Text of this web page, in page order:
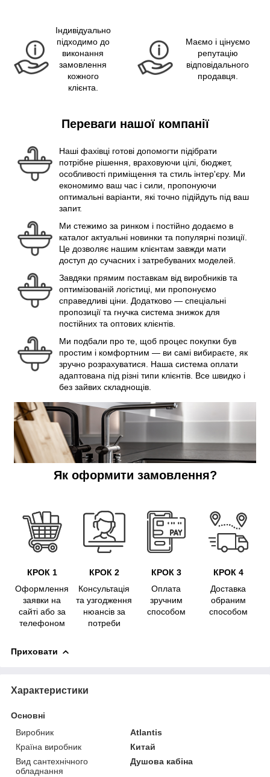
Індивідуально
підходимо до
виконання
замовлення
кожного
клієнта.
Маємо і цінуємо
репутацію
відповідального
продавця.
Переваги нашої компанії
Наші фахівці готові допомогти підібрати
потрібне рішення, враховуючи цілі, бюджет,
особливості приміщення та стиль інтер'єру. Ми
економимо ваш час і сили, пропонуючи
оптимальні варіанти, які точно підійдуть під ваш
запит.
Ми стежимо за ринком і постійно додаємо в
каталог актуальні новинки та популярні позиції.
Це дозволяє нашим клієнтам завжди мати
доступ до сучасних і затребуваних моделей.
Завдяки прямим поставкам від виробників та
оптимізованій логістиці, ми пропонуємо
справедливі ціни. Додатково — спеціальні
пропозиції та гнучка система знижок для
постійних та оптових клієнтів.
Ми подбали про те, щоб процес покупки був
простим і комфортним — ви самі вибираєте, як
зручно розрахуватися. Наша система оплати
адаптована під різні типи клієнтів. Все швидко і
без зайвих складнощів.
Як оформити замовлення?
КРОК 1
Оформлення
заявки на
сайті або за
телефоном
КРОК 2
Консультація
та узгодження
нюансів за
потреби
КРОК 3
Оплата
зручним
способом
КРОК 4
Доставка
обраним
способом
Приховати
Характеристики
Основні
Виробник
Atlantis
Країна виробник
Китай
Вид сантехнічного
обладнання
Душова кабіна